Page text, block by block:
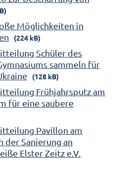
Möglichkeiten in
(224 kB)
Schüler des
sammeln für
(128 kB)
Frühjahrsputz am
für eine saubere
Pavillon am
der Sanierung an
Elster Zeitz e.V.